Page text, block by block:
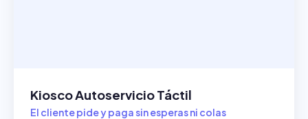
Kiosco Autoservicio Táctil
El cliente pide y paga sin esperas ni colas